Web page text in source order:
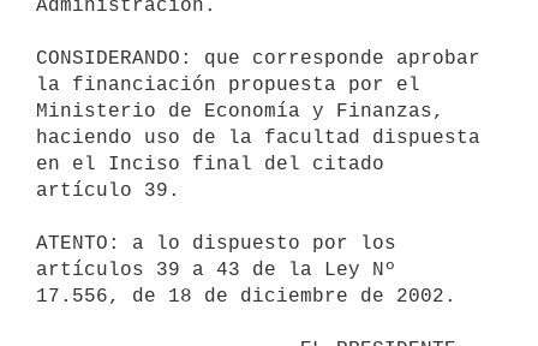
Administración.
CONSIDERANDO: que corresponde aprobar
la financiación propuesta por el
Ministerio de Economía y Finanzas,
haciendo uso de la facultad dispuesta
en el Inciso final del citado
artículo 39.
ATENTO: a lo dispuesto por los
artículos 39 a 43 de la Ley Nº
17.556, de 18 de diciembre de 2002.